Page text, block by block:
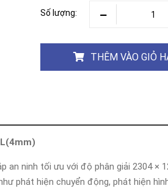
MINH
Lock
Số lượng:
THÊM VÀO GIỎ
an ninh tối ưu với độ phân giải 2304 ×
phát hiện chuyển động, phát hiện